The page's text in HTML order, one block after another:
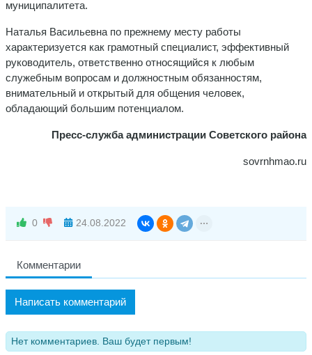
муниципалитета.
Наталья Васильевна по прежнему месту работы
характеризуется как грамотный специалист, эффективный
руководитель, ответственно относящийся к любым
служебным вопросам и должностным обязанностям,
внимательный и открытый для общения человек,
обладающий большим потенциалом.
Пресс-служба администрации Советского района
sovrnhmao.ru
0 24.08.2022
Комментарии
Написать комментарий
Нет комментариев. Ваш будет первым!